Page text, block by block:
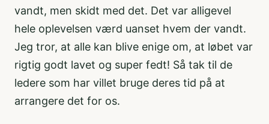
vandt, men skidt med det. Det var alligevel
hele oplevelsen værd uanset hvem der vandt.
Jeg tror, at alle kan blive enige om, at løbet var
rigtig godt lavet og super fedt! Så tak til de
ledere som har villet bruge deres tid på at
arrangere det for os.